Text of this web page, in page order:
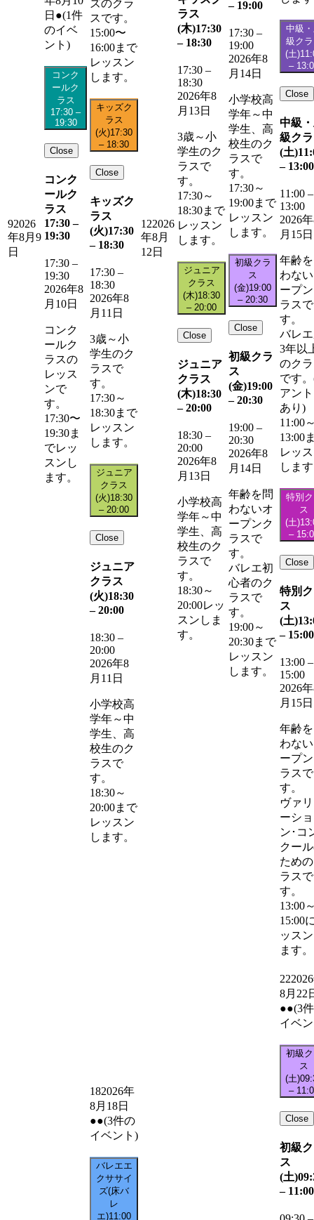
92026
年8月9
日
日 ●(1件
のイベ
ント)
コンク
ールク
ラス
17:30 –
19:30
Close
コンク
ールク
ラス
17:30 –
19:30
17:30 –
19:30
2026年8
月10日
コンク
ールク
ラスの
レッス
ンで
す。
17:30〜
19:30ま
でレッ
スンし
ます。
ズのクラ
スです。
15:00〜
16:00まで
レッスン
します。
キッズク
ラス
(火)17:30
– 18:30
Close
キッズク
ラス
(火)17:30
– 18:30
17:30 –
18:30
2026年8
月11日
3歳～小
学生のク
ラスで
す。
17:30～
18:30まで
レッスン
します。
ジュニア
クラス
(火)18:30
– 20:00
Close
ジュニア
クラス
(火)18:30
– 20:00
18:30 –
20:00
2026年8
月11日
小学校高
学年～中
学生、高
校生のク
ラスで
す。
18:30～
20:00まで
レッスン
します。
122026
年8月
12日
ラス
(木)17:30
– 18:30
17:30 –
18:30
2026年8
月13日
3歳～小
学生のク
ラスで
す。
17:30～
18:30まで
レッスン
します。
ジュニア
クラス
(木)18:30
– 20:00
Close
ジュニア
クラス
(木)18:30
– 20:00
18:30 –
20:00
2026年8
月13日
小学校高
学年～中
学生、高
校生のク
ラスで
す。
18:30～
20:00レッ
スンしま
す。
– 19:00
17:30 –
19:00
2026年8
月14日
小学校高
学年～中
学生、高
校生のク
ラスで
す。
17:30～
19:00まで
レッスン
します。
初級クラ
ス
(金)19:00
– 20:30
Close
初級クラ
ス
(金)19:00
– 20:30
19:00 –
20:30
2026年8
月14日
年齢を問
わないオ
ープンク
ラスで
す。
バレエ初
心者のク
ラスで
す。
19:00～
20:30まで
レッスン
します。
中級
級ク
(土)
–
Close
中級
級ク
(土)
– 13:00
11:00 –
13:00
2026
月15日
年齢
わな
ープ
ラスで
す。
バレ
3年以
のク
です
アン
あり)
11:00
13:00
レッ
しま
特別
ス
(土)
–
Close
特別
ス
(土)
– 15:00
13:00 –
15:00
2026
月15日
年齢
わな
ープ
ラスで
す。
ヴァ
ーショ
ン･コ
クー
ため
ラスで
す。
13:00
15:00
ッス
ます。
182026年
8月18日
●●(3件の
イベント)
バレエエ
クササイ
ズ(床バ
レ
エ)11:00
22
8月22
●●(3
イベ
初級
ス
(土)
–
Close
初級
ス
(土)
– 11:00